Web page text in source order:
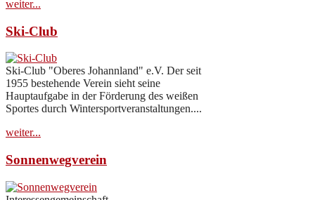
weiter...
Ski-Club
Ski-Club "Oberes Johannland" e.V. Der seit
1955 bestehende Verein sieht seine
Hauptaufgabe in der Förderung des weißen
Sportes durch Wintersportveranstaltungen....
weiter...
Sonnenwegverein